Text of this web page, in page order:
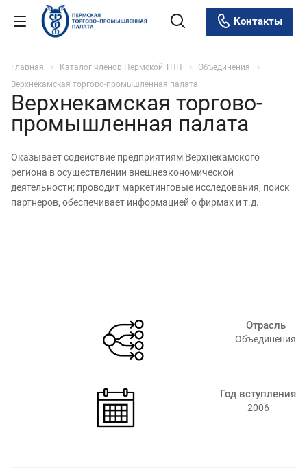
Контакты
Главная Каталог членов Пермской ТПП
Объединения
Верхнекамская торгово-промышленная палата
Верхнекамская торгово-
промышленная палата
Оказывает содействие предприятиям Верхнекамского
региона в осуществлении внешнеэкономической
деятельности; проводит маркетинговые исследования, поиск
партнеров, обеспечивает информацией о фирмах и т.д.
Отрасль
Объединения
Год вступления
2006